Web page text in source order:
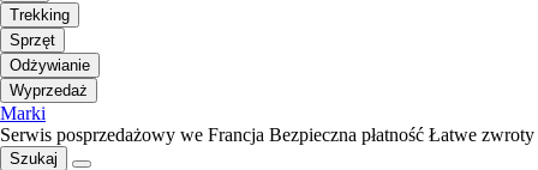
Trekking
Sprzęt
Odżywianie
Wyprzedaż
Marki
Serwis posprzedażowy we Francja Bezpieczna płatność Łatwe zwroty
Szukaj